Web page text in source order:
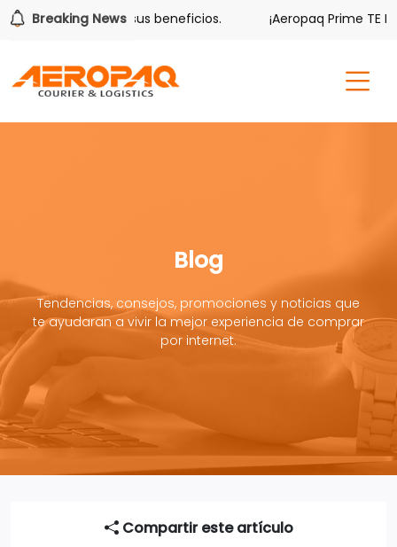
Breaking News
también tiene sus beneficios. ¡Aeropaq Prime TE DA
Blog
Tendencias, consejos, promociones y noticias que
te ayudaran a vivir la mejor experiencia de comprar
por internet.
Compartir este artículo